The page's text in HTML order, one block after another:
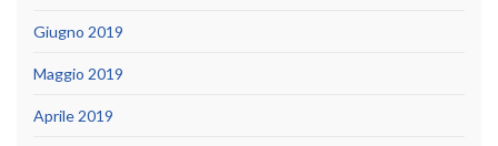
Giugno 2019
Maggio 2019
Aprile 2019